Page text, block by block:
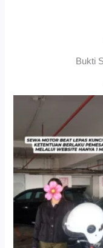
Bukti
Cityplaza
Gedung Parkir